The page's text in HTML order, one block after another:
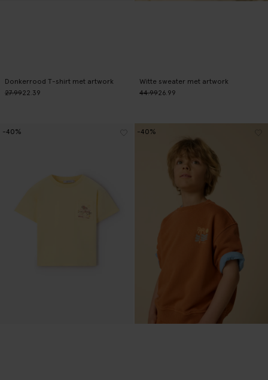
Donkerrood T-shirt met artwork
27.9922.39
Witte sweater met artwork
44.9926.99
-40% -40%